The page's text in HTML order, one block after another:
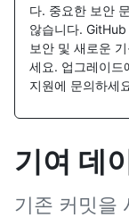
다. 중요한 보안
않습니다.
보안 및 새로운
세요. 업그레이
지원에 문의하세
기여 데
기존 커밋을